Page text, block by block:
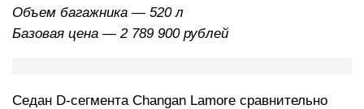
Объем багажника — 520 л
Базовая цена — 2 789 900 рублей
Седан D-сегмента Changan Lamore сравнительно